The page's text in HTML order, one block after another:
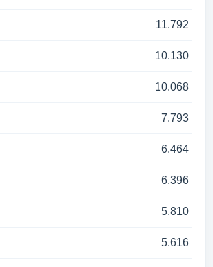
11.792
10.130
10.068
7.793
6.464
6.396
5.810
5.616